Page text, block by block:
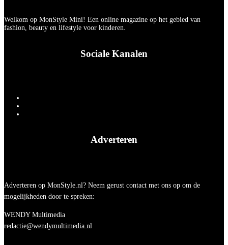
Welkom op MonStyle Mini! Een online magazine op het gebied van
fashion, beauty en lifestyle voor kinderen.
Sociale Kanalen
Adverteren
Adverteren op MonStyle.nl? Neem gerust contact met ons op om de
mogelijkheden door te spreken:
WENDY Multimedia
redactie@wendymultimedia.nl